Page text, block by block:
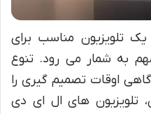
یک تلویزیون مناسب برای
به شمار می رود. تنوع
اوقات تصمیم گیری را
تلویزیون های ال ای دی